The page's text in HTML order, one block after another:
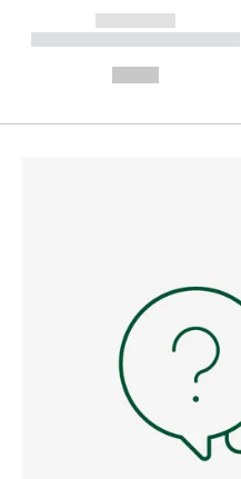
------------
----------- ----------- --------